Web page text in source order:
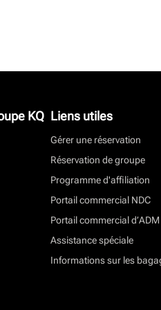
KQ Liens utiles
Gérer une réservation
Réservation de groupe
Programme d'affiliation
Portail commercial NDC
Portail commercial d’ADM
Assistance spéciale
Informations sur les